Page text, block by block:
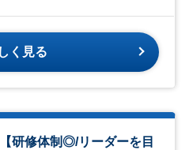
く見る
研修体制◎/リーダーを目